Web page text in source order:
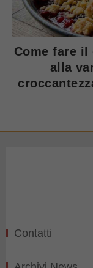
Come fare
alla
Contatti